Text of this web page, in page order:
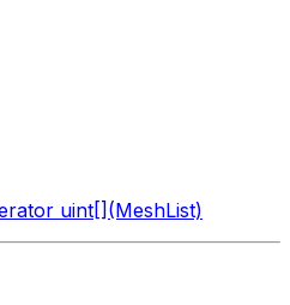
uint[](MeshList)